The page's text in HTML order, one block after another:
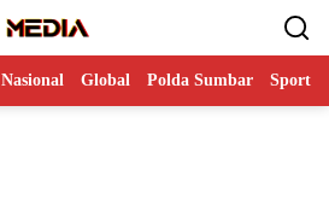
Nasional Global Polda Sumbar Sports